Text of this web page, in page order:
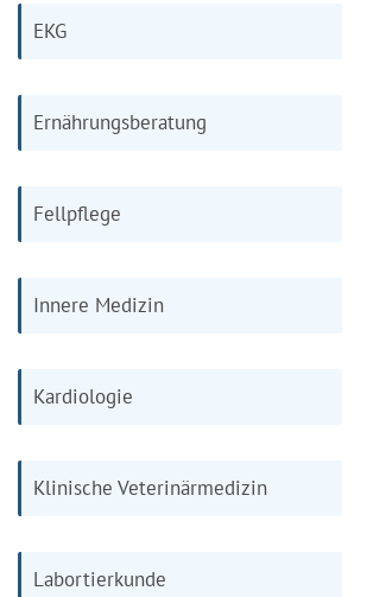
EKG
Ernährungsberatung
Fellpflege
Innere Medizin
Kardiologie
Klinische Veterinärmedizin
Labortierkunde